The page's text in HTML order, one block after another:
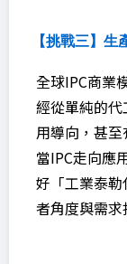
【挑戰三】
全球IPC商業
經從單純的
用導向，甚
當IPC走向應
好「工業泰
者角度與需求